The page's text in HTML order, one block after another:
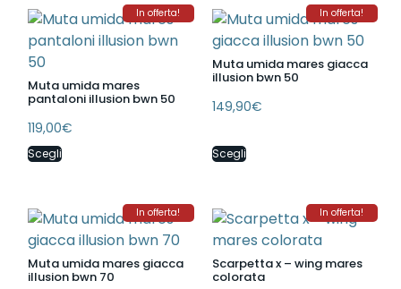
In offerta!
Muta umida mares
pantaloni illusion bwn 50
119,00€
Scegli
In offerta!
Muta umida mares giacca
illusion bwn 50
149,90€
Scegli
In offerta!
Muta umida mares giacca
illusion bwn 70
In offerta!
Scarpetta x – wing mares
colorata